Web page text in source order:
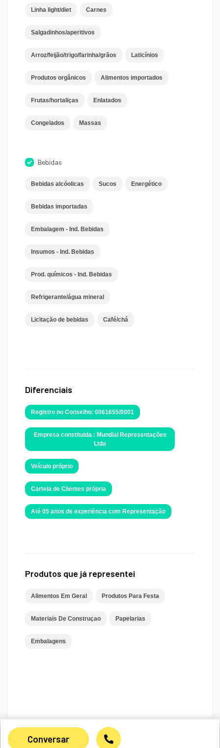
Conversar
Linha light/diet Carnes
Salgadinhos/aperitivos
Arroz/feijão/trigo/farinha/grãos Laticínios
Produtos orgânicos Alimentos importados
Frutas/hortaliças Enlatados
Congelados Massas
Bebidas
Bebidas alcóolicas Sucos Energético
Bebidas importadas
Embalagem - Ind. Bebidas
Insumos - Ind. Bebidas
Prod. químicos - Ind. Bebidas
Refrigerante/água mineral
Licitação de bebidas Café/chá
Diferenciais
Registro no Conselho: 0061655/0001
Empresa constituida : Mundial Representações
Ltda
Veículo próprio
Cartela de Clientes própria
Até 05 anos de experiência com Representação
Produtos que já representei
Alimentos Em Geral Produtos Para Festa
Materiais De Construçao Papelarias
Embalagens